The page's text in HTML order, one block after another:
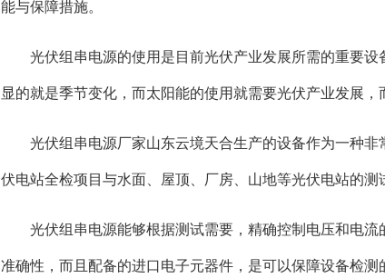
能与保障措施。
光伏组串电源的使用是目前光伏产业发展所需的重要
显的就是季节变化，而太阳能的使用就需要光伏产业发展
光伏组串电源厂家山东云境天合生产的设备作为一种
伏电站全检项目与水面、屋顶、厂房、山地等光伏电站的测
光伏组串电源能够根据测试需要，精确控制电压和电
准确性，而且配备的进口电子元器件，是可以保障设备检测